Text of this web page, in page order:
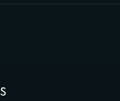
aba)